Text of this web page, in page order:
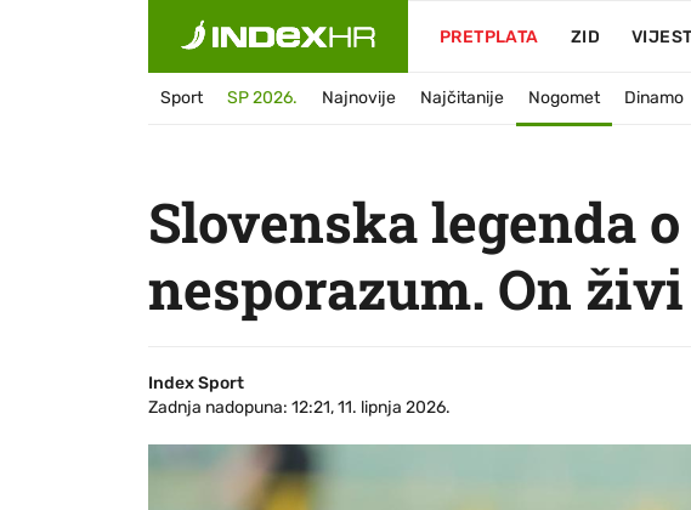
PRETPLATA ZID
Sport SP 2026. Najnovije Najčitanije Nogomet Dinamo
Slovenska legenda
nesporazum. On
Index Sport
Zadnja nadopuna: 12:21, 11. lipnja 2026.